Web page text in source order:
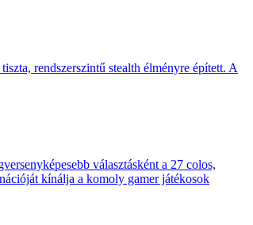
rendszerszintű stealth élményre épített. A
választásként a 27 colos,
kínálja a komoly gamer játékosok